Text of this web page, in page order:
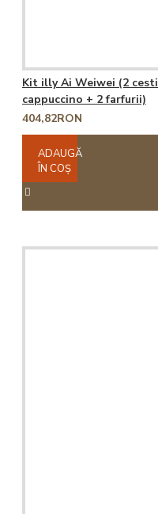
Kit illy Ai Weiwei (2 cesti
cappuccino + 2 farfurii)
404,82RON
ADAUGĂ
ÎN COŞ